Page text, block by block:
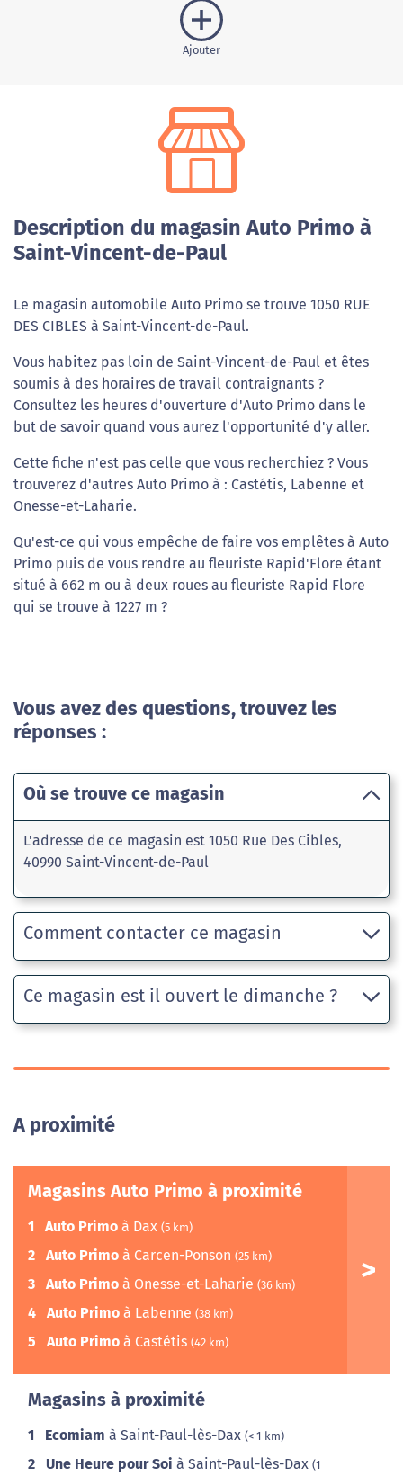
Ajouter
Description du magasin Auto Primo à
Saint-Vincent-de-Paul
Le magasin automobile Auto Primo se trouve 1050 RUE
DES CIBLES à Saint-Vincent-de-Paul.
Vous habitez pas loin de Saint-Vincent-de-Paul et êtes
soumis à des horaires de travail contraignants ?
Consultez les heures d'ouverture d'Auto Primo dans le
but de savoir quand vous aurez l'opportunité d'y aller.
Cette fiche n'est pas celle que vous recherchiez ? Vous
trouverez d'autres Auto Primo à : Castétis, Labenne et
Onesse-et-Laharie.
Qu'est-ce qui vous empêche de faire vos emplêtes à Auto
Primo puis de vous rendre au fleuriste Rapid'Flore étant
situé à 662 m ou à deux roues au fleuriste Rapid Flore
qui se trouve à 1227 m ?
Vous avez des questions, trouvez les
réponses :
Où se trouve ce magasin
L'adresse de ce magasin est 1050 Rue Des Cibles,
40990 Saint-Vincent-de-Paul
Comment contacter ce magasin
Ce magasin est il ouvert le dimanche ?
A proximité
Magasins Auto Primo à proximité
1 Auto Primo à Dax (5 km)
2 Auto Primo à Carcen-Ponson (25 km)
3 Auto Primo à Onesse-et-Laharie (36 km)
4 Auto Primo à Labenne (38 km)
5 Auto Primo à Castétis (42 km)
Magasins à proximité
1 Ecomiam à Saint-Paul-lès-Dax (< 1 km)
2 Une Heure pour Soi à Saint-Paul-lès-Dax (1